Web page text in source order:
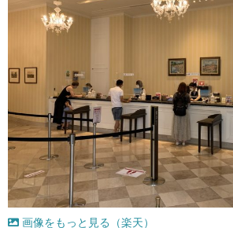
画像をもっと見る（楽天）